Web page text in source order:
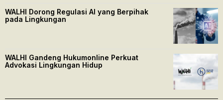
WALHI Dorong Regulasi AI yang Berpihak
pada Lingkungan
WALHI Gandeng Hukumonline Perkuat
Advokasi Lingkungan Hidup